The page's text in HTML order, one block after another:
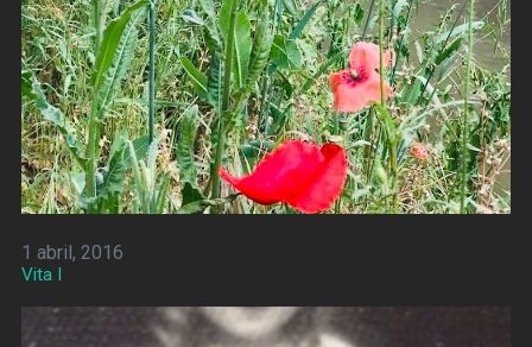
1 abril, 2016
Vita I